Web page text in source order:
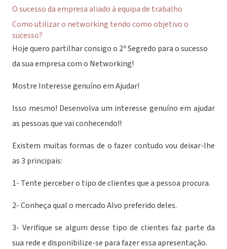
O sucesso da empresa aliado à equipa de trabalho
Como utilizar o networking tendo como objetivo o
sucesso?
Hoje quero partilhar consigo o 2º Segredo para o sucesso
da sua empresa com o Networking!
Mostre Interesse genuíno em Ajudar!
Isso mesmo! Desenvolva um interesse genuíno em ajudar
as pessoas que vai conhecendo!!
Existem muitas formas de o fazer contudo vou deixar-lhe
as 3 principais:
1- Tente perceber o tipo de clientes que a pessoa procura.
2- Conheça qual o mercado Alvo preferido deles.
3- Verifique se algum desse tipo de clientes faz parte da
sua rede e disponibilize-se para fazer essa apresentação.